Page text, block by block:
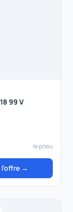
99 V
le pneu
l'offre →